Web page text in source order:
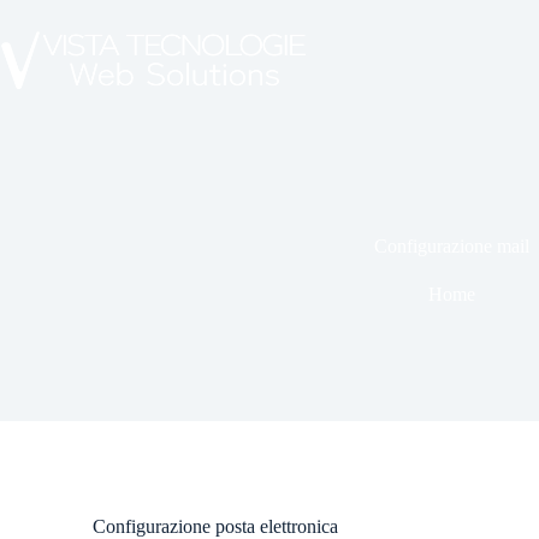
Configurazione posta elettronica